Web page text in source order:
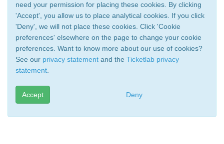
need your permission for placing these cookies. By clicking
'Accept', you allow us to place analytical cookies. If you click
'Deny', we will not place these cookies. Click 'Cookie
preferences' elsewhere on the page to change your cookie
preferences. Want to know more about our use of cookies?
See our privacy statement and the Ticketlab privacy
statement
Accept Deny